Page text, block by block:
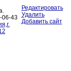
06-43
Редактировать
Удалить
Добавить сайт